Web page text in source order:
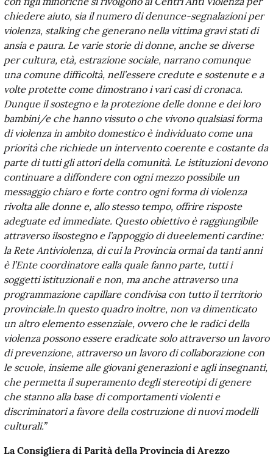
chiedere aiuto, sia il numero di denunce-segnalazioni per
violenza, stalking che generano nella vittima gravi stati di
ansia e paura. Le varie storie di donne, anche se diverse
per cultura, età, estrazione sociale, narrano comunque
una comune difficoltà, nell’essere credute e sostenute e a
volte protette come dimostrano i vari casi di cronaca.
Dunque il sostegno e la protezione delle donne e dei loro
bambini/e che hanno vissuto o che vivono qualsiasi forma
di violenza in ambito domestico è individuato come una
priorità che richiede un intervento coerente e costante da
parte di tutti gli attori della comunità. Le istituzioni devono
continuare a diffondere con ogni mezzo possibile un
messaggio chiaro e forte contro ogni forma di violenza
rivolta alle donne e, allo stesso tempo, offrire risposte
adeguate ed immediate. Questo obiettivo è raggiungibile
attraverso ilsostegno e l’appoggio di dueelementi cardine:
la Rete Antiviolenza, di cui la Provincia ormai da tanti anni
è l’Ente coordinatore ealla quale fanno parte, tutti i
soggetti istituzionali e non, ma anche attraverso una
programmazione capillare condivisa con tutto il territorio
provinciale.In questo quadro inoltre, non va dimenticato
un altro elemento essenziale, ovvero che le radici della
violenza possono essere eradicate solo attraverso un lavoro
di prevenzione, attraverso un lavoro di collaborazione con
le scuole, insieme alle giovani generazioni e agli insegnanti,
che permetta il superamento degli stereotipi di genere
che stanno alla base di comportamenti violenti e
discriminatori a favore della costruzione di nuovi modelli
culturali.”
La Consigliera di Parità della Provincia di Arezzo